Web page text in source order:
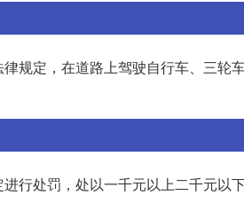
规定，在道路上驾驶自行车、三轮
行处罚，处以一千元以上二千元以